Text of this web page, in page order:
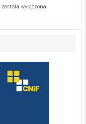
Ekologiczne
–
warto
poznać
[fotorelacja]
została wyłączona